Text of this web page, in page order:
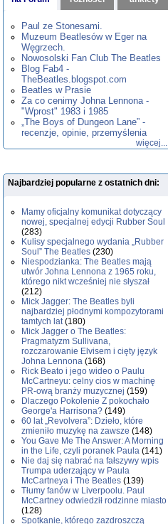
,1982,1983 ,1984,
1985, 1986,1987,1988
1990,1991 ,1992,1993 ,1994,
1995,1996, 1999
2000,2001,2002 ,2003,2004,
2005,2006, 2007
2010,2011,2012,2013,2014
2015,2016, 2017,
2020,2021,2022,2023,2024 ,
2025,2026
Paul ze Stonesami.
Muzeum Beatlesów w Eger na
Węgrzech.
Nowosolski Fan Club The Beatles
Blog Fab4 -
TheBeatles.blogspot.com
Beatles w Prasie
Za co cenimy Johna Lennona -
"Wprost" 1983 i 1985
„The Boys of Dungeon Lane” -
recenzje, opinie, przemyślenia
więcej...
Najbardziej popularne z ostatnich dni:
Mamy oficjalny komunikat dotyczący
nowej, specjalnej edycji Rubber Soul
(283)
Kulisy specjalnego wydania „Rubber
Soul” The Beatles (230)
Niespodzianka: The Beatles mają
utwór Johna Lennona z 1965 roku,
którego nikt wcześniej nie słyszał
(212)
Mick Jagger: The Beatles byli
najbardziej płodnymi kompozytorami
tamtych lat(180)
Mick Jagger o The Beatles:
Pragmatyzm Sullivana,
rozczarowanie Elvisem i cięty język
Johna Lennona (168)
Rick Beato i jego wideo o Paulu
McCartneyu: celny cios w machinę
PR-ową branży muzycznej (159)
Dlaczego Pokolenie Z pokochało
George'a Harrisona? (149)
60 lat „Revolvera”: Dzieło, które
zmieniło muzykę na zawsze (148)
You Gave Me The Answer: A Morning
in the Life, czyli poranek Paula (141)
Nie daj się nabrać na fałszywy wpis
Trumpa uderzający w Paula
McCartneya i The Beatles (139)
Tłumy fanów w Liverpoolu. Paul
McCartney odwiedził rodzinne miasto
(128)
Spotkanie, którego zazdroszczą